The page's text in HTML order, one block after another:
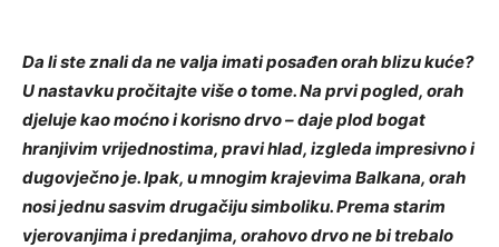
Da li ste znali da ne valja imati posađen orah blizu kuće?
U nastavku pročitajte više o tome. Na prvi pogled, orah
djeluje kao moćno i korisno drvo – daje plod bogat
hranjivim vrijednostima, pravi hlad, izgleda impresivno i
dugovječno je. Ipak, u mnogim krajevima Balkana, orah
nosi jednu sasvim drugačiju simboliku. Prema starim
vjerovanjima i predanjima, orahovo drvo ne bi trebalo